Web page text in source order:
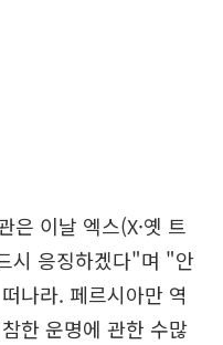
은 이날 엑스(X·옛 트
시 응징하겠다"며 "안
나라. 페르시아만 역
한 운명에 관한 수많